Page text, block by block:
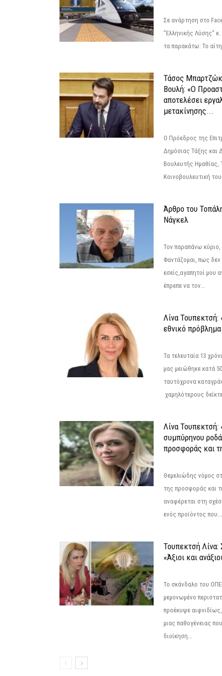
Σε ανάρτηση στο
"Ελληνικής Λύσης"
τα παρακάτω: Το
Τάσος
Βουλή: «Ο
αποτελέσει
μετακίνησης...
Ο Πρόεδρος της
Δημόσιας Τάξης και
Βουλευτής
Κοινοβουλευτική
Άρθρο του
Νάγκελ
Τον παραπάνω
Φαντάζομαι, πως δεν
εσείς,αγαπητοί μου
έπρεπε να τον...
Λίνα Τουπεκτσή:
εθνικό πρόβλημα
Τα τελευταία 13
μας μειώθηκε κατά
ταυτόχρονα
χαμηλότερους
Λίνα Τουπεκτσή:
συμπύρηνου
προσφοράς και
Θεμελιώδης νόμος
της προσφοράς και
αναφέρεται στη
ενός προϊόντος που...
Τουπεκτσή
«Άξιοι και
Το σκάνδαλο του
μεμονωμένο
προέκυψε
μιας παθογένειας
διοίκηση...